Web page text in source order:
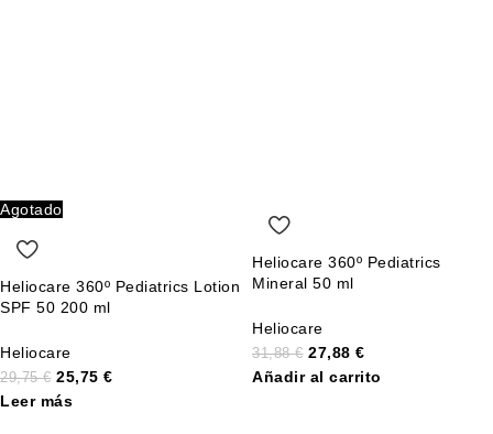
Agotado
Heliocare 360º Pediatrics Lotion
SPF 50 200 ml
Heliocare
29,75€ 25,75 €
Leer más
Heliocare 360º Pediatrics
Mineral 50 ml
Heliocare
31,88€ 27,88 €
Añadir al carrito